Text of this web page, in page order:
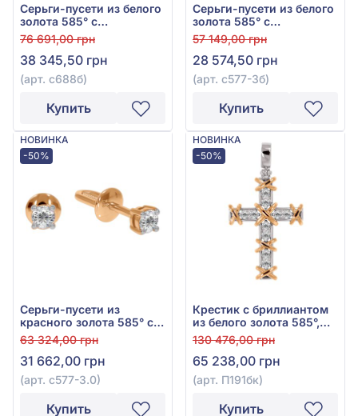
Серьги-пусети из белого
золота 585° с
бриллиантами 0,26ct,
арт. с688б
76 691,00 грн
38 345,50 грн
(арт. с688б)
Купить
Серьги-пусети из белого
золота 585° с
бриллиантами 0,19ct, арт.
с577-3б
57 149,00 грн
28 574,50 грн
(арт. с577-3б)
Купить
НОВИНКА
-50%
Серьги-пусети из
красного золота 585° с
бриллиантами 0,22ct,
арт. с577-3.0
63 324,00 грн
31 662,00 грн
(арт. с577-3.0)
Купить
НОВИНКА
-50%
Крестик с бриллиантом
из белого золота 585°,
Бриллиант 0,34ct, арт.
П191бк
130 476,00 грн
65 238,00 грн
(арт. П191бк)
Купить